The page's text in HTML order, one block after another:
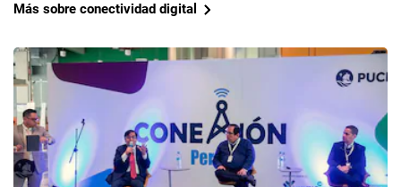
Más sobre conectividad digital